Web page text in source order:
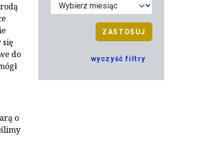
się
do
o
ZASTOSUJ
wyczyść filtry